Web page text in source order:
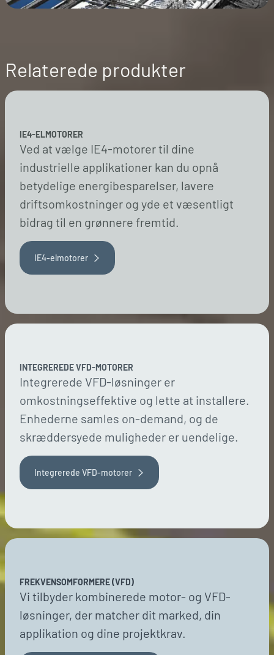
Relaterede produkter
IE4-ELMOTORER
Ved at vælge IE4-motorer til dine
industrielle applikationer kan du opnå
betydelige energibesparelser, lavere
driftsomkostninger og yde et væsentligt
bidrag til en grønnere fremtid.
IE4-elmotorer
INTEGREREDE VFD-MOTORER
Integrerede VFD-løsninger er
omkostningseffektive og lette at installere.
Enhederne samles on-demand, og de
skræddersyede muligheder er uendelige.
Integrerede VFD-motorer
FREKVENSOMFORMERE (VFD)
Vi tilbyder kombinerede motor- og VFD-
løsninger, der matcher dit marked, din
applikation og dine projektkrav.